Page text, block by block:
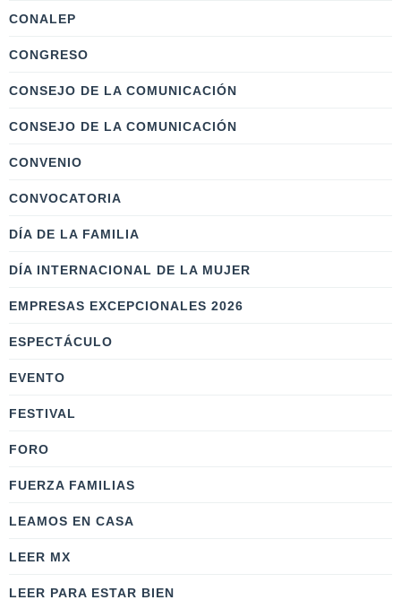
CONALEP
CONGRESO
CONSEJO DE LA COMUNICACIÓN
CONSEJO DE LA COMUNICACIÓN
CONVENIO
CONVOCATORIA
DÍA DE LA FAMILIA
DÍA INTERNACIONAL DE LA MUJER
EMPRESAS EXCEPCIONALES 2026
ESPECTÁCULO
EVENTO
FESTIVAL
FORO
FUERZA FAMILIAS
LEAMOS EN CASA
LEER MX
LEER PARA ESTAR BIEN